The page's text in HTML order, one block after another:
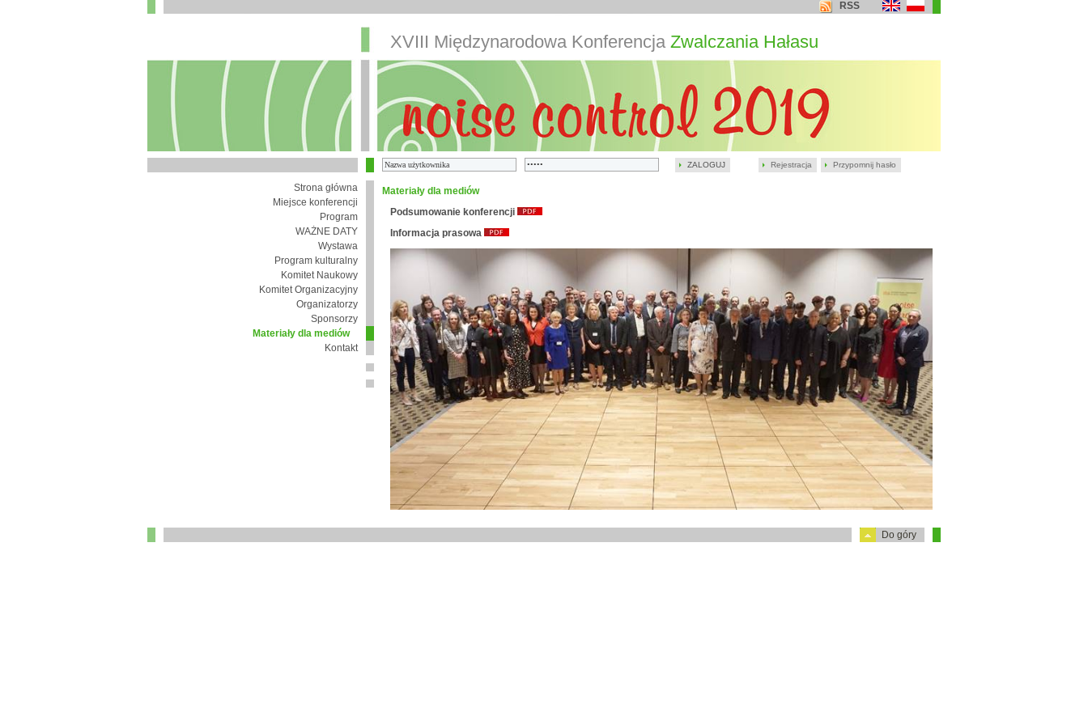
ZALOGUJ Rejestracja Przypomnij hasło
RSS
XVIII Międzynarodowa Konferencja Zwalczania Hałasu
Strona główna
Miejsce konferencji
Program
WAŻNE DATY
Wystawa
Program kulturalny
Komitet Naukowy
Komitet Organizacyjny
Organizatorzy
Sponsorzy
Materiały dla mediów
Kontakt
Materiały dla mediów
Podsumowanie konferencji
Informacja prasowa
Do góry